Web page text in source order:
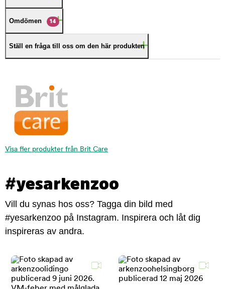
Omdömen 14
Ställ en fråga till oss om den här produkten
Visa fler produkter från Brit Care
#yesarkenzoo
Vill du synas hos oss? Tagga din bild med
#yesarkenzoo på Instagram. Inspirera och låt dig
inspireras av andra.